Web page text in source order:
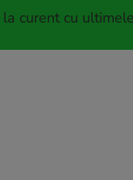
curent cu